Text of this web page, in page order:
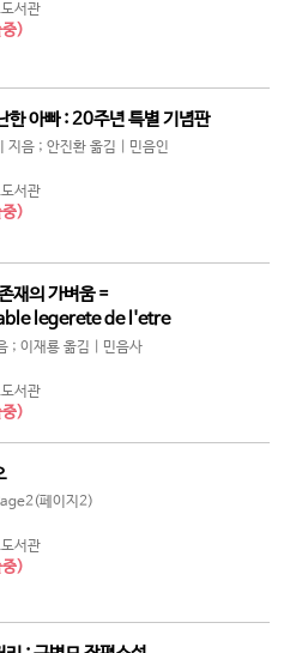
서관
중)
한 아빠 : 20주년 특별 기념판
지음 ; 안진환 옮김 | 민음인
서관
중)
재의 가벼움 =
legerete de l'etre
; 이재룡 옮김 | 민음사
서관
중)
페이지2)
서관
중)